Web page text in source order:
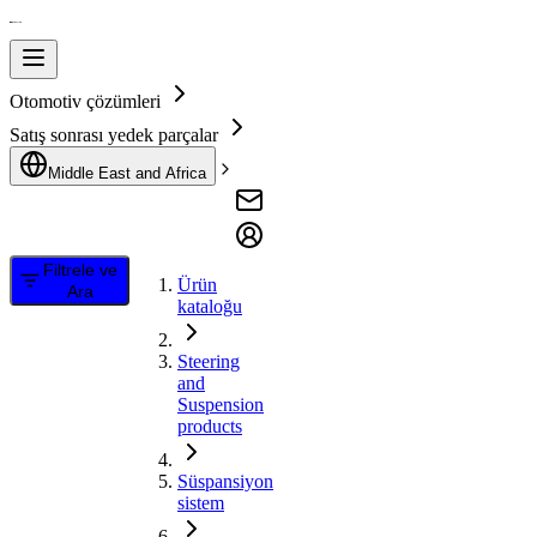
Otomotiv çözümleri
Satış sonrası yedek parçalar
Middle East and Africa
Filtrele ve
Ara
Ürün
kataloğu
Steering
and
Suspension
products
Süspansiyon
sistem